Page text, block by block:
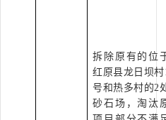
拆除原有的位
红原县龙日坝村
号和热多村的2
砂石场，淘汰